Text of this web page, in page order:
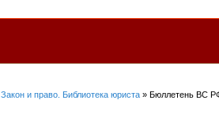
Закон и право. Библиотека юриста » Бюллетень ВС